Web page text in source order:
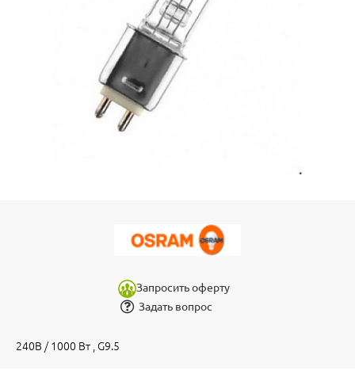
Запросить оферту
Задать вопрос
240В / 1000 Вт , G9.5